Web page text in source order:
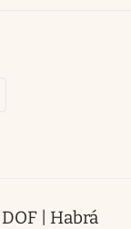
| Habrá